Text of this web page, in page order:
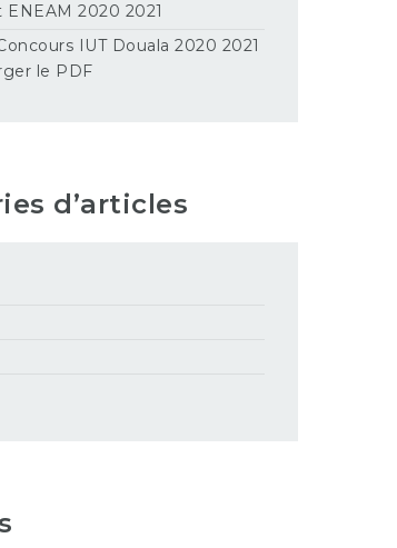
ENEAM 2020 2021
IUT Douala 2020 2021
le PDF
d’articles